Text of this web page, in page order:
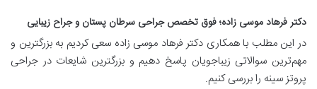
دکتر فرهاد موسی زاده؛ فوق تخصص جراحی سرطان پستان و جراح زیبایی
در این مطلب با همکاری دکتر فرهاد موسی زاده سعی کردیم به بزرگترین و
مهم‌ترین سوالاتی زیباجویان پاسخ دهیم و بزرگترین شایعات در جراحی
پروتز سینه را بررسی کنیم.